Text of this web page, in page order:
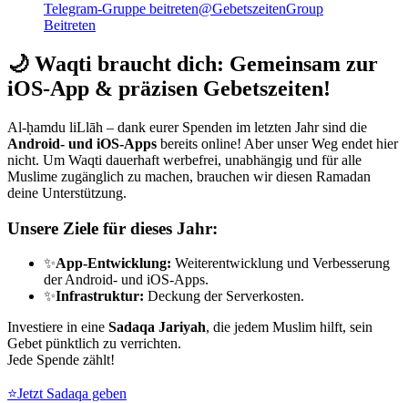
Telegram-Gruppe beitreten@GebetszeitenGroup
Beitreten
🌙 Waqti braucht dich: Gemeinsam zur
iOS-App & präzisen Gebetszeiten!
Al-ḥamdu liLlāh – dank eurer Spenden im letzten Jahr sind die
Android- und iOS-Apps bereits online! Aber unser Weg endet hier
nicht. Um Waqti dauerhaft werbefrei, unabhängig und für alle
Muslime zugänglich zu machen, brauchen wir diesen Ramadan
deine Unterstützung.
Unsere Ziele für dieses Jahr:
✨App-Entwicklung: Weiterentwicklung und Verbesserung
der Android- und iOS-Apps.
✨Infrastruktur: Deckung der Serverkosten.
Investiere in eine Sadaqa Jariyah, die jedem Muslim hilft, sein
Gebet pünktlich zu verrichten.
Jede Spende zählt!
⭐Jetzt Sadaqa geben